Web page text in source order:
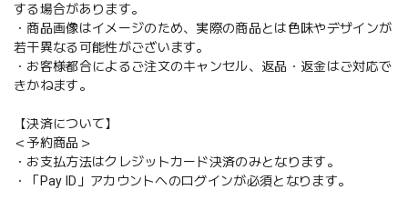
する場合があります。
・商品画像はイメージのため、実際の商品とは色味やデザインが
若干異なる可能性がございます。
・お客様都合によるご注文のキャンセル、返品・返金はご対応で
きかねます。
【決済について】
＜予約商品＞
・お支払方法はクレジットカード決済のみとなります。
・「Pay ID」アカウントへのログインが必須となります。